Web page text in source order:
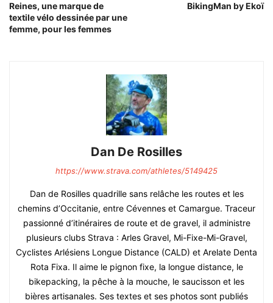
Reines, une marque de
textile vélo dessinée par une
femme, pour les femmes
BikingMan by Ekoï
Dan De Rosilles
https://www.strava.com/athletes/5149425
Dan de Rosilles quadrille sans relâche les routes et les
chemins d’Occitanie, entre Cévennes et Camargue. Traceur
passionné d’itinéraires de route et de gravel, il administre
plusieurs clubs Strava : Arles Gravel, Mi-Fixe-Mi-Gravel,
Cyclistes Arlésiens Longue Distance (CALD) et Arelate Denta
Rota Fixa. Il aime le pignon fixe, la longue distance, le
bikepacking, la pêche à la mouche, le saucisson et les
bières artisanales. Ses textes et ses photos sont publiés